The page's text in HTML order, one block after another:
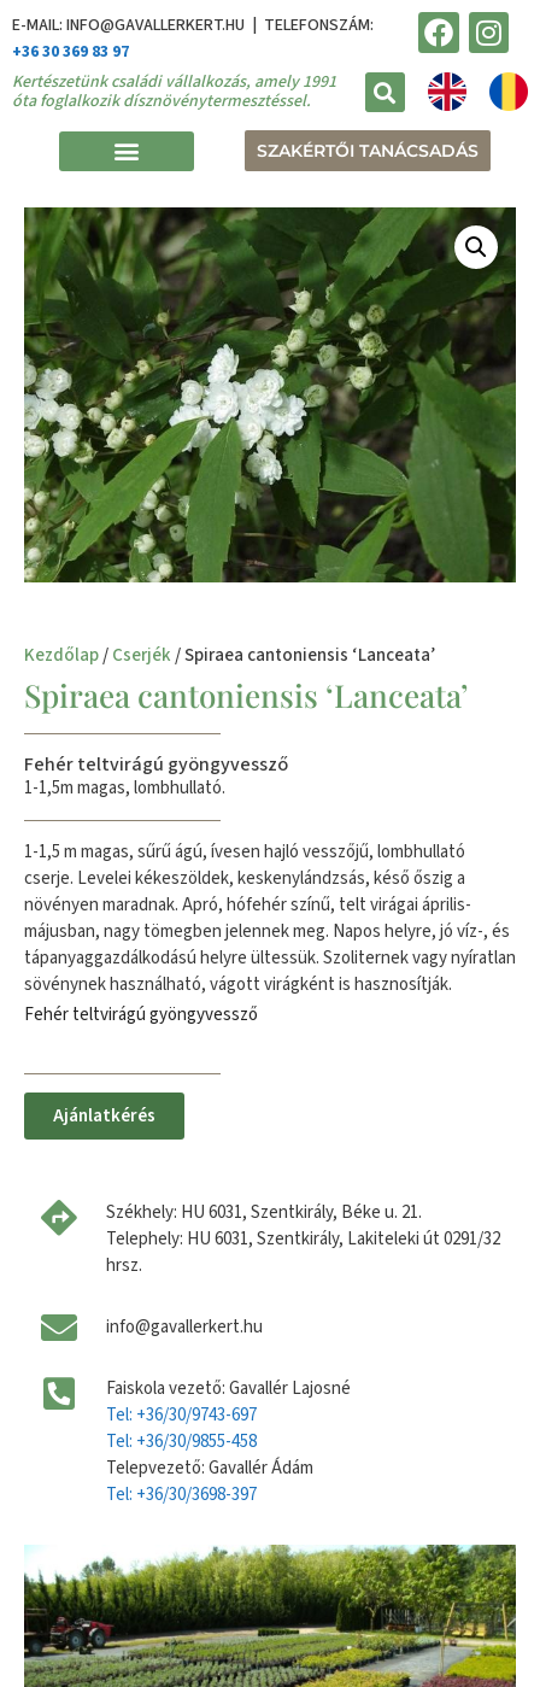
E-MAIL: INFO@GAVALLERKERT.HU | TELEFONSZÁM:
+36 30 369 83 97
Kertészetünk családi vállalkozás, amely 1991
óta foglalkozik dísznövénytermesztéssel.
SZAKÉRTŐI TANÁCSADÁS
Kezdőlap/Cserjék/ Spiraea cantoniensis ‘Lanceata’
Spiraea cantoniensis ‘Lanceata’
Fehér teltvirágú gyöngyvessző
1-1,5m magas, lombhullató.
1-1,5 m magas, sűrű ágú, ívesen hajló vesszőjű, lombhullató
cserje. Levelei kékeszöldek, keskenylándzsás, késő őszig a
növényen maradnak. Apró, hófehér színű, telt virágai április-
májusban, nagy tömegben jelennek meg. Napos helyre, jó víz-, és
tápanyaggazdálkodású helyre ültessük. Szoliternek vagy nyíratlan
sövénynek használható, vágott virágként is hasznosítják.
Fehér teltvirágú gyöngyvessző
Ajánlatkérés
Székhely: HU 6031, Szentkirály, Béke u. 21.
Telephely: HU 6031, Szentkirály, Lakiteleki út 0291/32
hrsz.
info@gavallerkert.hu
Faiskola vezető: Gavallér Lajosné
Tel: +36/30/9743-697
Tel: +36/30/9855-458
Telepvezető: Gavallér Ádám
Tel: +36/30/3698-397